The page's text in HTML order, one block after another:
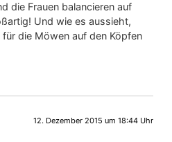
die Frauen balancieren auf
Und wie es aussieht,
die Möwen auf den Köpfen
12. Dezember 2015 um 18:44 Uhr